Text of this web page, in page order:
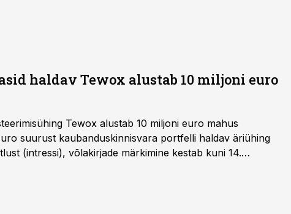
haldav Tewox alustab 10 miljoni euro
Tewox alustab 10 miljoni euro mahus
suurust kaubanduskinnisvara portfelli haldav äriühing
(intressi), võlakirjade märkimine kestab kuni 14.